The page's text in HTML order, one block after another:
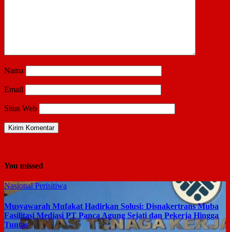
Nama
Email
Situs Web
You missed
NasionalPerisitiwa
Musyawarah Mufakat Hadirkan Solusi: Disnakertrans Muba
Fasilitasi Mediasi PT Panca Agung Sejati dan Pekerja Hingga
Tuntas